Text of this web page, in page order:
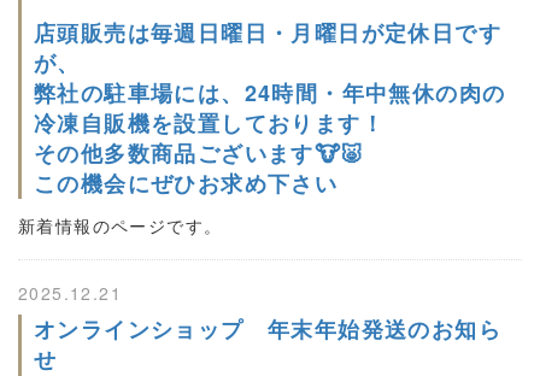
店頭販売は毎週日曜日・月曜日が定休日です
が、
弊社の駐車場には、24時間・年中無休の肉の
冷凍自販機を設置しております！
その他多数商品ございます🐮🐷
この機会にぜひお求め下さい
新着情報のページです。
2025.12.21
オンラインショップ 年末年始発送のお知ら
せ